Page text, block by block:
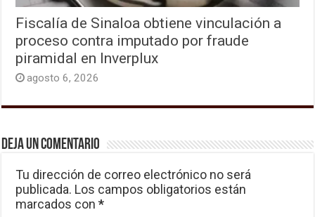
Fiscalía de Sinaloa obtiene vinculación a
proceso contra imputado por fraude
piramidal en Inverplux
agosto 6, 2026
Deja un comentario
Tu dirección de correo electrónico no será
publicada. Los campos obligatorios están
marcados con*